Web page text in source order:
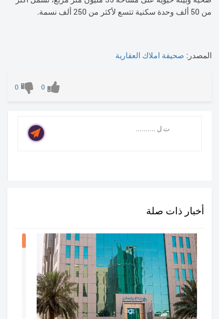
من 50 ألف وحدة سكنية تتسع لأكثر من 250 ألف نسمة.
المصدر: صحيفة املاك العقارية
0
0
أخبار ذات صلة